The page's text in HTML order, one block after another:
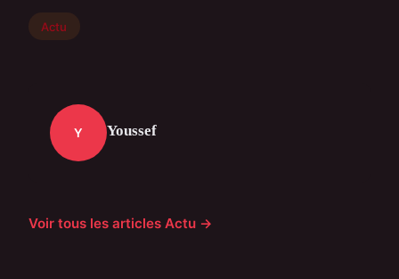
Actu
Y Youssef
Voir tous les articles Actu →